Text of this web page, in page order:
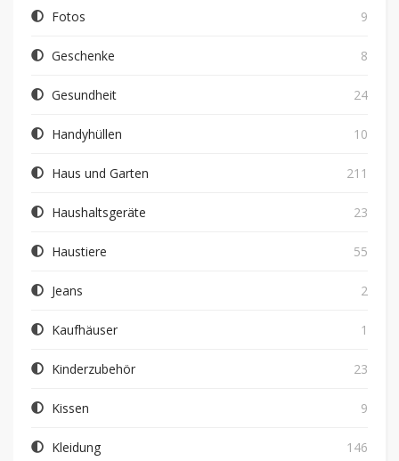
Fotos 9
Geschenke 8
Gesundheit 24
Handyhüllen 10
Haus und Garten 211
Haushaltsgeräte 23
Haustiere 55
Jeans 2
Kaufhäuser 1
Kinderzubehör 23
Kissen 9
Kleidung 146